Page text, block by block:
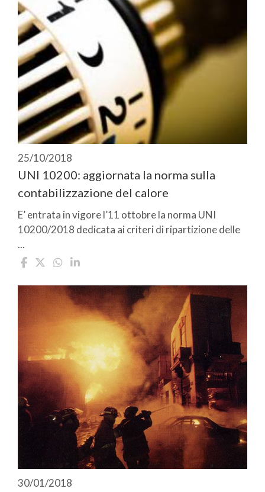
25/10/2018
UNI 10200: aggiornata la norma sulla
contabilizzazione del calore
E’ entrata in vigore l’11 ottobre la norma UNI
10200/2018 dedicata ai criteri di ripartizione delle
...
30/01/2018